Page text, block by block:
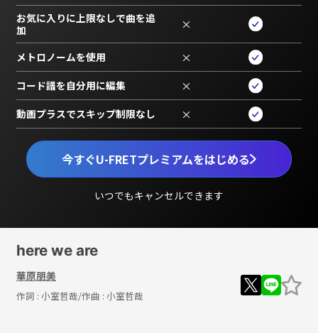
今すぐU-FRETプレミアムをはじめる
いつでもキャンセルできます
お気に入りに上限なしで曲を追
加
×
メトロノームを使用 ×
コード譜を自分用に編集 ×
動画プラスでスキップ制限なし ×
here we are
華原朋美
作詞 : 小室哲哉/作曲 : 小室哲哉